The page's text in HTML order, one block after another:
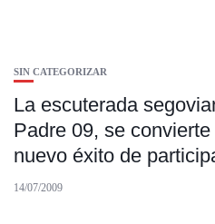
SIN CATEGORIZAR
La escuterada
Padre 09, se
nuevo éxito de
14/07/2009